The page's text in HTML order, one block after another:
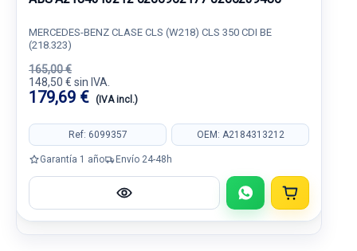
MERCEDES-BENZ CLASE CLS (W218) CLS 350 CDI BE
(218.323)
165,00 €
148,50 € sin IVA.
179,69 € (IVA incl.)
Ref: 6099357 OEM: A2184313212
Garantía 1 año Envío 24-48h